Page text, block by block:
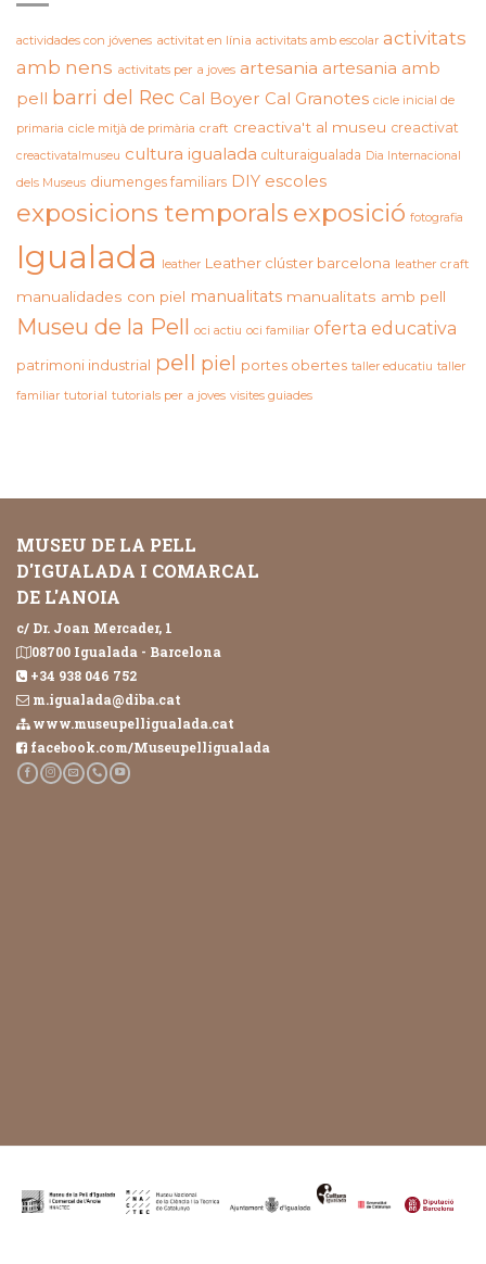
actividades con jóvenes activitat en línia activitats amb escolar activitats
amb nens activitats per a joves artesania artesania amb
pell barri del Rec Cal Boyer Cal Granotes cicle inicial de
primaria cicle mitjà de primària craft creactiva't al museu creactivat
creactivatalmuseu cultura igualada culturaigualada Dia Internacional
dels Museus diumenges familiars DIY escoles
exposicions temporals exposició fotografia
Igualada leather Leather clúster barcelona leather craft
manualidades con piel manualitats manualitats amb pell
Museu de la Pell oci actiu oci familiar oferta educativa
patrimoni industrial pell piel portes obertes taller educatiu taller
familiar tutorial tutorials per a joves visites guiades
MUSEU DE LA PELL
D'IGUALADA I COMARCAL
DE L'ANOIA
c/ Dr. Joan Mercader, 1
08700 Igualada - Barcelona
+34 938 046 752
m.igualada@diba.cat
www.museupelligualada.cat
facebook.com/Museupelligualada